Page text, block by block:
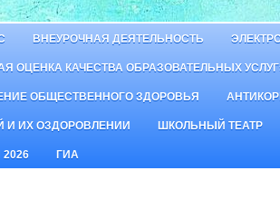
ВНЕУРОЧНАЯ ДЕЯТЕЛЬНОСТЬ
ОЦЕНКА КАЧЕСТВА ОБРАЗОВАТЕЛЬНЫХ
ОБЩЕСТВЕННОГО ЗДОРОВЬЯ
И ИХ ОЗДОРОВЛЕНИИ ШКОЛЬНЫЙ ТЕАТР
ГИА